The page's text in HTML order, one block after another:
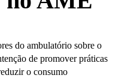
do ambulatório sobre o
de promover práticas
o consumo